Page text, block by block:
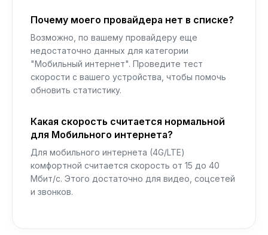
Почему моего провайдера нет в списке?
Возможно, по вашему провайдеру еще
недостаточно данных для категории
"Мобильный интернет". Проведите тест
скорости с вашего устройства, чтобы помочь
обновить статистику.
Какая скорость считается нормальной
для Мобильного интернета?
Для мобильного интернета (4G/LTE)
комфортной считается скорость от 15 до 40
Мбит/с. Этого достаточно для видео, соцсетей
и звонков.